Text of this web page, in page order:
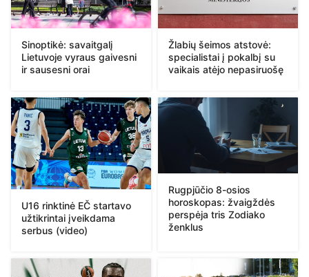
Sinoptikė: savaitgalį
Lietuvoje vyraus gaivesni
ir sausesni orai
Žlabių šeimos atstovė:
specialistai į pokalbį su
vaikais atėjo nepasiruošę
U16 rinktinė EČ startavo
užtikrintai įveikdama
serbus (video)
Rugpjūčio 8-osios
horoskopas: žvaigždės
perspėja tris Zodiako
ženklus